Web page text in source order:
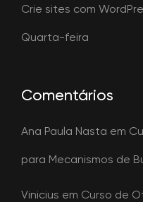
Crie sites com
Quarta-feira
Comentários
Ana Paula Nasta em
para Mecanismos de
Vinicius em Curso de